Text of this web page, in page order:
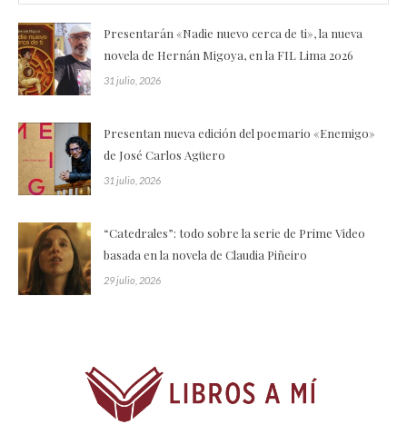
Presentarán «Nadie nuevo cerca de ti», la nueva
novela de Hernán Migoya, en la FIL Lima 2026
31 julio, 2026
Presentan nueva edición del poemario «Enemigo»
de José Carlos Agüero
31 julio, 2026
“Catedrales”: todo sobre la serie de Prime Video
basada en la novela de Claudia Piñeiro
29 julio, 2026